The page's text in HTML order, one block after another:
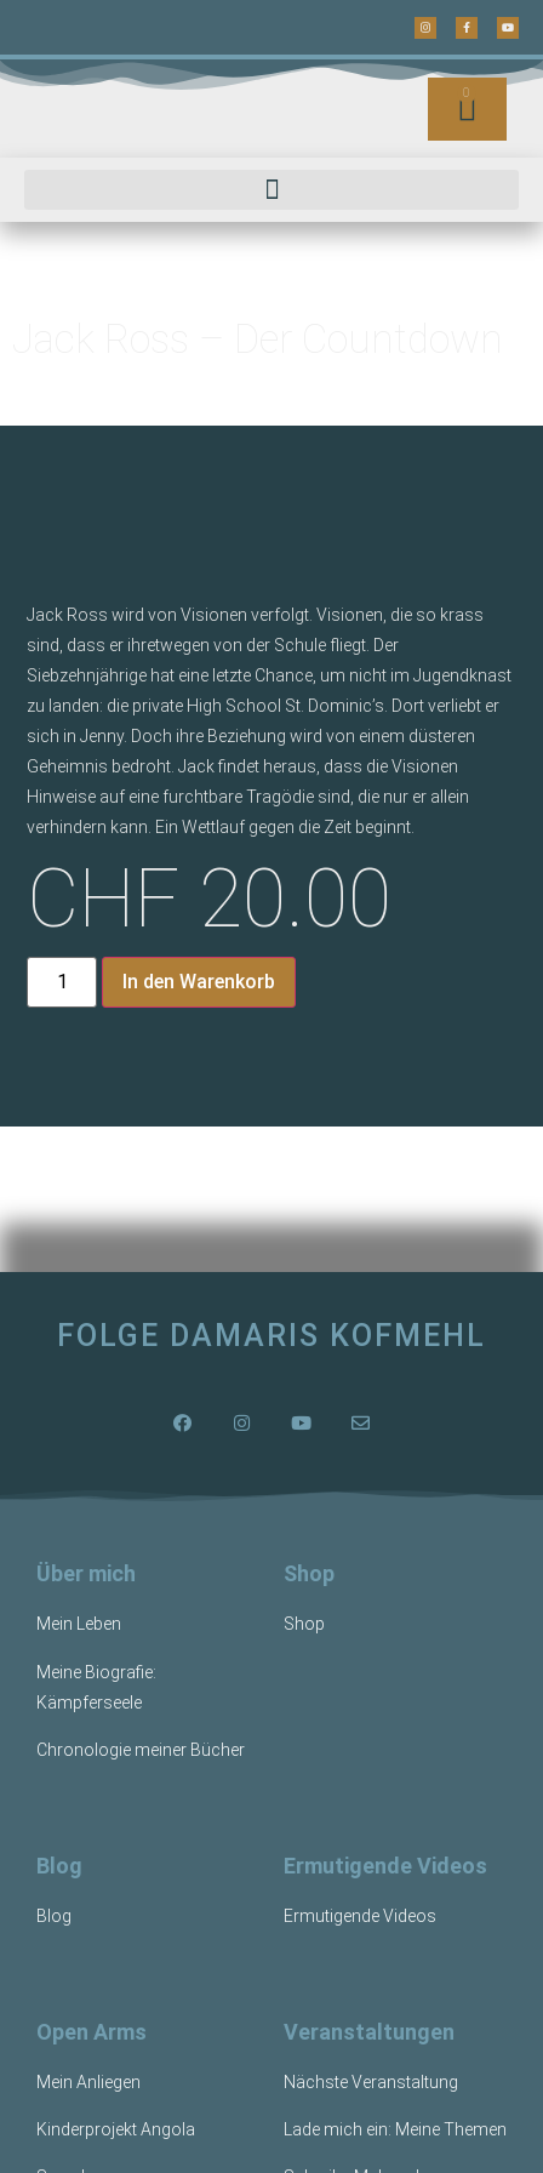
0
Jack Ross wird von Visionen verfolgt. Visionen, die so krass
sind, dass er ihretwegen von der Schule fliegt. Der
Siebzehnjährige hat eine letzte Chance, um nicht im Jugendknast
zu landen: die private High School St. Dominic’s. Dort verliebt er
sich in Jenny. Doch ihre Beziehung wird von einem düsteren
Geheimnis bedroht. Jack findet heraus, dass die Visionen
Hinweise auf eine furchtbare Tragödie sind, die nur er allein
verhindern kann. Ein Wettlauf gegen die Zeit beginnt.
CHF 20.00
In den Warenkorb
FOLGE DAMARIS KOFMEHL
Über mich
Mein Leben
Meine Biografie:
Kämpferseele
Chronologie meiner Bücher
Shop
Shop
Blog
Blog
Ermutigende Videos
Ermutigende Videos
Open Arms
Mein Anliegen
Kinderprojekt Angola
Veranstaltungen
Nächste Veranstaltung
Lade mich ein: Meine Themen